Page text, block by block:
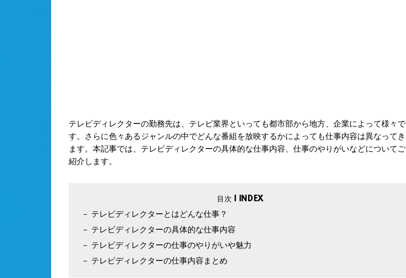
テレビディレクターの勤務先は、テレビ業界といっても都市部から地方、企業によって様々で
す。さらに色々あるジャンルの中でどんな番組を放映するかによっても仕事内容は異なってき
ます。本記事では、テレビディレクターの具体的な仕事内容、仕事のやりがいなどについてご
紹介します。
テレビディレクターとはどんな仕事？
テレビディレクターの具体的な仕事内容
テレビディレクターの仕事のやりがいや魅力
テレビディレクターの仕事内容まとめ